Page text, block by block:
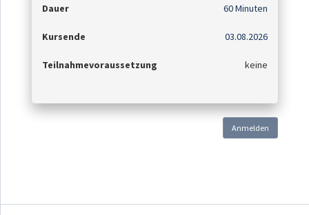
Dauer 60 Minuten
Kursende 03.08.2026
Teilnahmevoraussetzung keine
Anmelden